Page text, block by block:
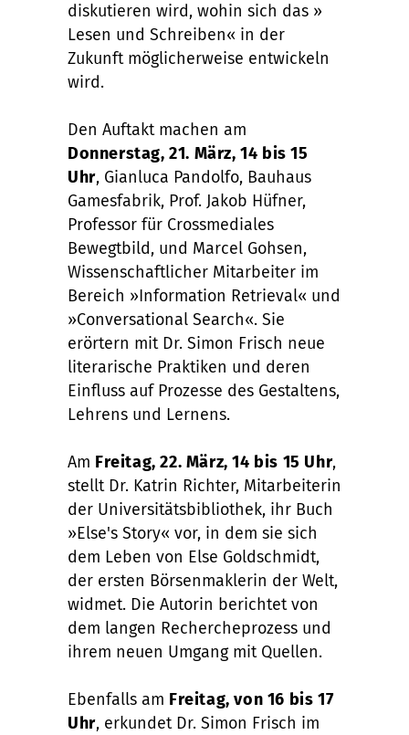
diskutieren wird, wohin sich das »
Lesen und Schreiben« in der
Zukunft möglicherweise entwickeln
wird.
Den Auftakt machen am
Donnerstag, 21. März, 14 bis 15
Uhr, Gianluca Pandolfo, Bauhaus
Gamesfabrik, Prof. Jakob Hüfner,
Professor für Crossmediales
Bewegtbild, und Marcel Gohsen,
Wissenschaftlicher Mitarbeiter im
Bereich »Information Retrieval« und
»Conversational Search«. Sie
erörtern mit Dr. Simon Frisch neue
literarische Praktiken und deren
Einfluss auf Prozesse des Gestaltens,
Lehrens und Lernens.
Am Freitag, 22. März, 14 bis 15 Uhr,
stellt Dr. Katrin Richter, Mitarbeiterin
der Universitätsbibliothek, ihr Buch
»Else's Story« vor, in dem sie sich
dem Leben von Else Goldschmidt,
der ersten Börsenmaklerin der Welt,
widmet. Die Autorin berichtet von
dem langen Rechercheprozess und
ihrem neuen Umgang mit Quellen.
Ebenfalls am Freitag, von 16 bis 17
Uhr, erkundet Dr. Simon Frisch im